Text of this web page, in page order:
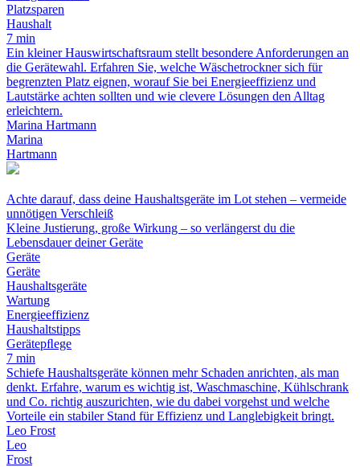
Platzsparen
Haushalt
7 min
Ein kleiner Hauswirtschaftsraum stellt besondere Anforderungen an
die Gerätewahl. Erfahren Sie, welche Wäschetrockner sich für
begrenzten Platz eignen, worauf Sie bei Energieeffizienz und
Lautstärke achten sollten und wie clevere Lösungen den Alltag
erleichtern.
Marina Hartmann
Marina
Hartmann
Achte darauf, dass deine Haushaltsgeräte im Lot stehen – vermeide
unnötigen Verschleiß
Kleine Justierung, große Wirkung – so verlängerst du die
Lebensdauer deiner Geräte
Geräte
Geräte
Haushaltsgeräte
Wartung
Energieeffizienz
Haushaltstipps
Gerätepﬂege
7 min
Schiefe Haushaltsgeräte können mehr Schaden anrichten, als man
denkt. Erfahre, warum es wichtig ist, Waschmaschine, Kühlschrank
und Co. richtig auszurichten, wie du dabei vorgehst und welche
Vorteile ein stabiler Stand für Effizienz und Langlebigkeit bringt.
Leo Frost
Leo
Frost